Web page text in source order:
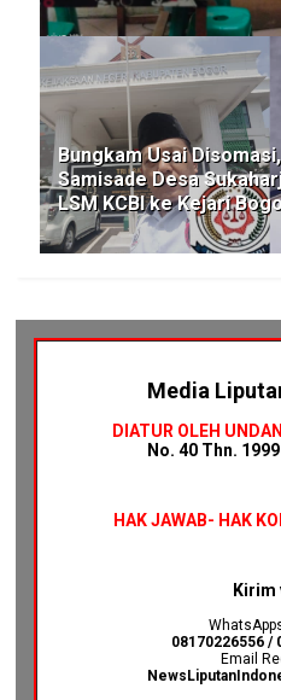
Bungkam Usai
Samisade Desa
LSM KCBI ke Kejari
Media
DIATUR OLEH
No. 40 Thn.
HAK JAWAB- HAK
Kirim
08170226556 /
Email